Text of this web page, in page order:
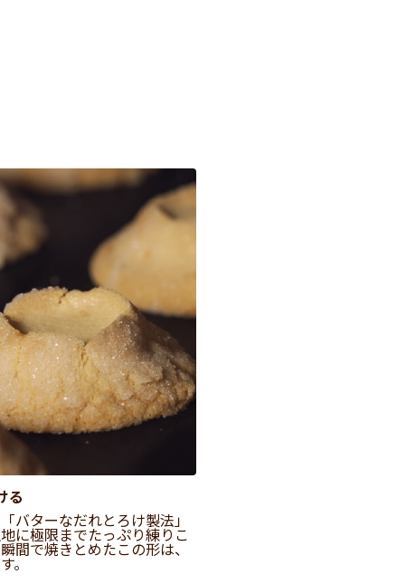
る
バターなだれとろけ製法」
に極限までたっぷり練りこ
間で焼きとめたこの形は、
。